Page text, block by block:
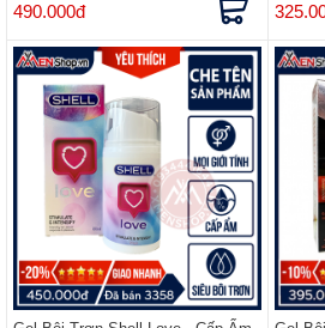
490.000đ